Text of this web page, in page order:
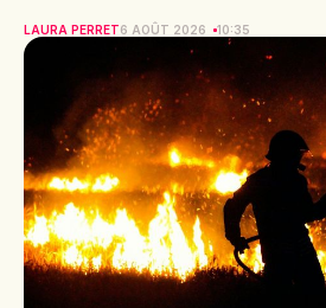
LAURA PERRET6 AOÛT 2026 10:35